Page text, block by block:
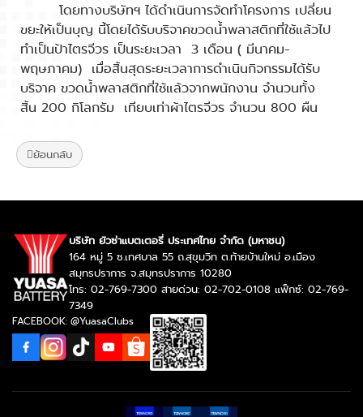
โดยทางบริษัทฯ ได้ดำเนินการจัดทำโครงการ เปลี่ยน
ขยะให้เป็นบุญ นี้โดยได้รับบริจาคขวดน้ำพลาสติกที่ใช้แล้วไป
ทำเป็นป้าไตรจีวร เป็นระยะเวลา 3 เดือน ( มีนาคม-
พฤษภาคม) เมื่อสิ้นสุดระยะเวลาการดำเนินกิจกรรมได้รับ
บริจาค ขวดน้ำพลาสติกที่ใช้แล้วจากพนักงาน จำนวนทั้ง
สิ้น 200 กิโลกรัม เทียบเท่าผ้าไตรจีวร จำนวน 800 ผืน
ย้อนกลับ
บริษัท ยัวซ่าแบตเตอรี่ ประเทศไทย จำกัด (มหาชน)
164 หมู่ 5 ซ.เทศบาล 55 ถ.สุขุมวิท ต.ท้ายบ้านใหม่ อ.เมือง
สมุทรปราการ จ.สมุทรปราการ 10280
โทร: 02-769-7300 สายด่วน: 02-702-0108 แฟ็กซ์: 02-769-
7349
FACEBOOK: @YuasaClubs